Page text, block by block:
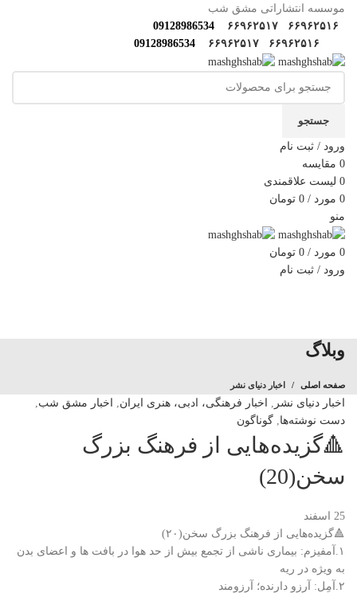
موسسه انتشاراتی مشق شب
۶۶۹۶۲۵۱۶
۶۶۹۶۲۵۱۷
09128986534
۶۶۹۶۲۵۱۶
۶۶۹۶۲۵۱۷ 09128986534
جستجو
ورود / ثبت نام
0 مقایسه
0 لیست علاقمندی
0 مورد /
0 تومان
منو
0 مورد /
0 تومان
ورود / ثبت نام
وبلاگ
صفحه اصلی اخبار دنیای نشر
اخبار دنیای نشر اخبار فرهنگی، ادبی، هنری ایران اخبار مشق شب
دست نوشته‌ها گوناگون
🔺️گزیده‌هایی از فرهنگ بزرگ
سخن(20)
25 اسفند
🔺️گزیده‌هایی از فرهنگ بزرگ سخن(۲۰)
۱.آمفیزم: بیماری ناشی از تجمع بیش از حد هوا در بافت ها و اعضای بدن
به ویژه در ریه
۲.آمِل: آرزو دارنده؛ آرزومند